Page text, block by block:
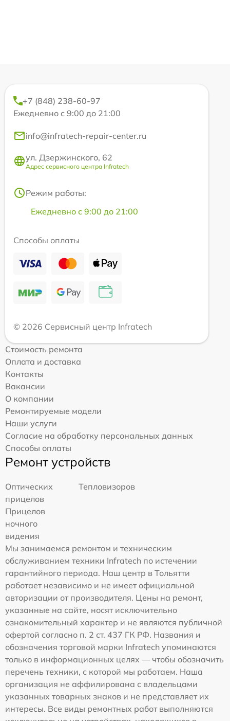
+7 (848) 238-60-97
Ежедневно с 9:00 до 21:00
info@infratech-repair-center.ru
ул. Дзержинского, 62
Адрес сервисного центра Infratech
Режим работы:
Ежедневно с 9:00 до 21:00
Способы оплаты
© 2026 Сервисный центр Infratech
Стоимость ремонта
Оплата и доставка
Контакты
Вакансии
О компании
Ремонтируемые модели
Наши услуги
Согласие на обработку персональных данных
Способы оплаты
Ремонт устройств
Оптических
прицелов
Тепловизоров
Прицелов
ночного
видения
Мы занимаемся ремонтом и техническим
обслуживанием техники Infratech по истечении
гарантийного периода. Наш центр в Тольятти
работает независимо и не имеет официальной
авторизации от производителя. Цены на ремонт,
указанные на сайте, носят исключительно
ознакомительный характер и не являются публичной
офертой согласно п. 2 ст. 437 ГК РФ. Названия и
обозначения торговой марки Infratech упоминаются
только в информационных целях — чтобы обозначить
перечень техники, с которой мы работаем. Наша
организация не аффилирована с владельцами
указанных товарных знаков и не представляет их
интересы. Все виды ремонтных работ выполняются